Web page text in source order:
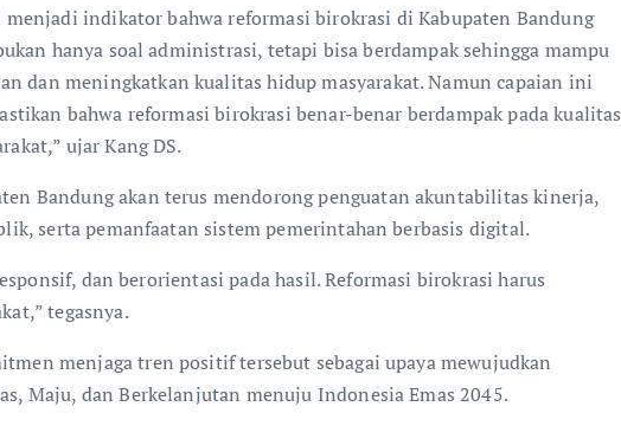
indikator bahwa reformasi birokrasi di Kabupaten Bandung
hanya soal administrasi, tetapi bisa berdampak sehingga mampu
dan meningkatkan kualitas hidup masyarakat. Namun capaian ini
bahwa reformasi birokrasi benar-benar berdampak pada kualitas
ujar Kang DS.
Bandung akan terus mendorong penguatan akuntabilitas kinerja,
serta pemanfaatan sistem pemerintahan berbasis digital.
dan berorientasi pada hasil. Reformasi birokrasi harus
tegasnya.
menjaga tren positif tersebut sebagai upaya mewujudkan
Maju, dan Berkelanjutan menuju Indonesia Emas 2045.